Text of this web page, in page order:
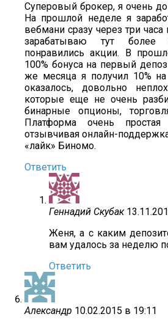
Суперовый брокер, я очень
На прошлой неделе я
вебмани сразу через три часа
зарабатываю тут
понравились акции. В
100% бонуса на первый
же месяца я получил 10%
оказалось, довольно
которые еще не очень
бинарные опционы,
Платформа очень
отзывчивая онлайн-
«лайк» Биномо.
Ответить
Геннадий Скубак
Женя, а с каким
вам удалось за неделю
Ответить
Александр 10.02.2015 в 19:11